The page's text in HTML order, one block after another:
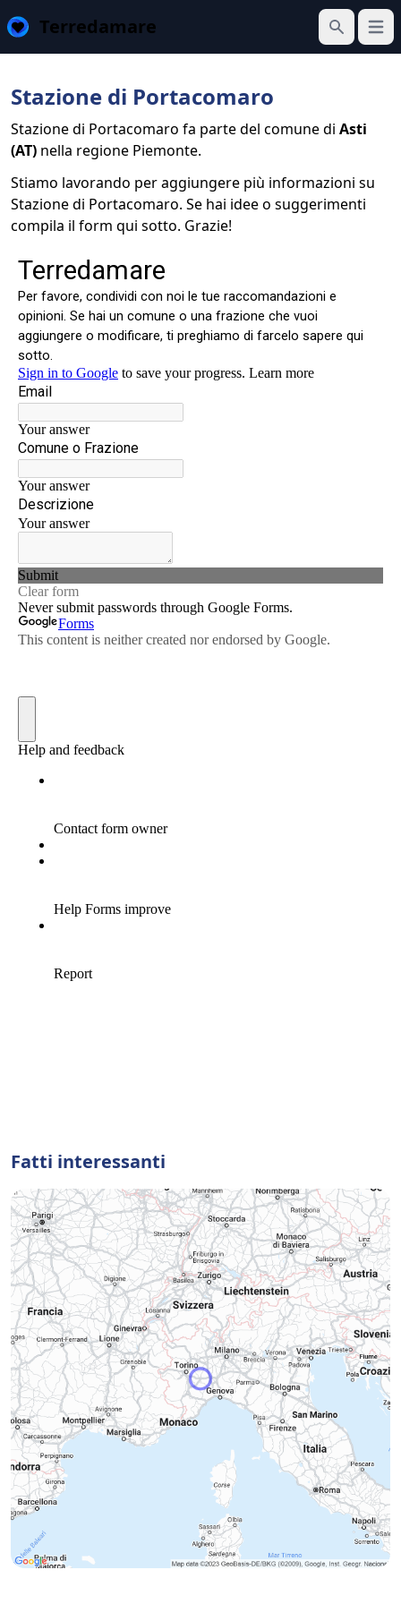
Terredamare
Cerca
Apri
Stazione di Portacomaro
Stazione di Portacomaro fa parte del comune di Asti
(AT) nella regione Piemonte.
Stiamo lavorando per aggiungere più informazioni su
Stazione di Portacomaro. Se hai idee o suggerimenti
compila il form qui sotto. Grazie!
Fatti interessanti